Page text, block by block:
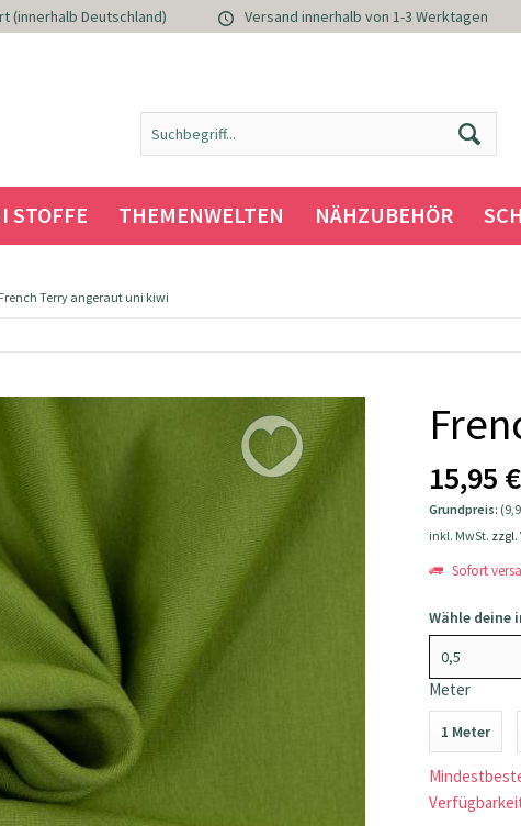
(innerhalb Deutschland) Versand innerhalb von 1-3 Werktagen
STOFFE THEMENWELTEN NÄHZUBEHÖR
French Terry angeraut uni kiwi
15,95
Grundpreis:
inkl. MwSt. zzgl.
Sofort
Wähle deine
Meter
1 Meter